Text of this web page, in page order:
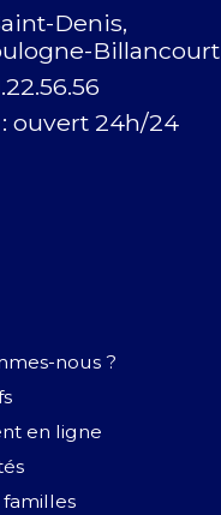
Denis,
Billancourt
ouvert 24h/24
nous ?
en ligne
familles